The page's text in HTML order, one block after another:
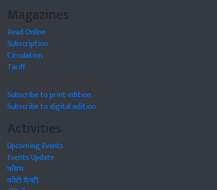
Magazines
Read Online
Subscription
Circulation
Tariff
Subscribe to print edition
Subscribe to digital edition
Activities
Upcoming Events
Events Update
फोरम
फोटो गैलरी